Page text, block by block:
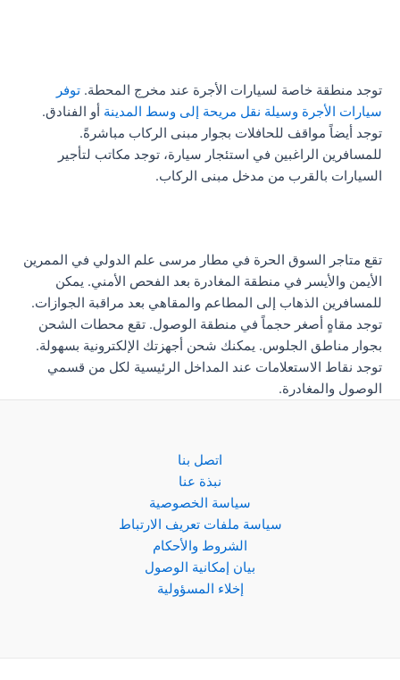
توجد منطقة خاصة لسيارات الأجرة عند مخرج المحطة. توفر
سيارات الأجرة وسيلة نقل مريحة إلى وسط المدينة أو الفنادق.
توجد أيضاً مواقف للحافلات بجوار مبنى الركاب مباشرةً.
للمسافرين الراغبين في استئجار سيارة، توجد مكاتب لتأجير
السيارات بالقرب من مدخل مبنى الركاب.
تقع متاجر السوق الحرة في مطار مرسى علم الدولي في الممرين
الأيمن والأيسر في منطقة المغادرة بعد الفحص الأمني. يمكن
للمسافرين الذهاب إلى المطاعم والمقاهي بعد مراقبة الجوازات.
توجد مقاهٍ أصغر حجماً في منطقة الوصول. تقع محطات الشحن
بجوار مناطق الجلوس. يمكنك شحن أجهزتك الإلكترونية بسهولة.
توجد نقاط الاستعلامات عند المداخل الرئيسية لكل من قسمي
الوصول والمغادرة.
اتصل بنا
نبذة عنا
سياسة الخصوصية
سياسة ملفات تعريف الارتباط
الشروط والأحكام
بيان إمكانية الوصول
إخلاء المسؤولية